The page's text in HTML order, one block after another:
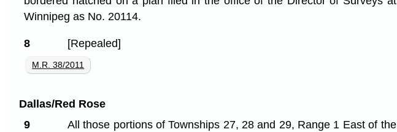
Winnipeg as No. 20114.
8 [Repealed]
M.R. 38/2011
Dallas/Red Rose
9
All those portions of Townships 27, 28 and 29, Range 1 East of the